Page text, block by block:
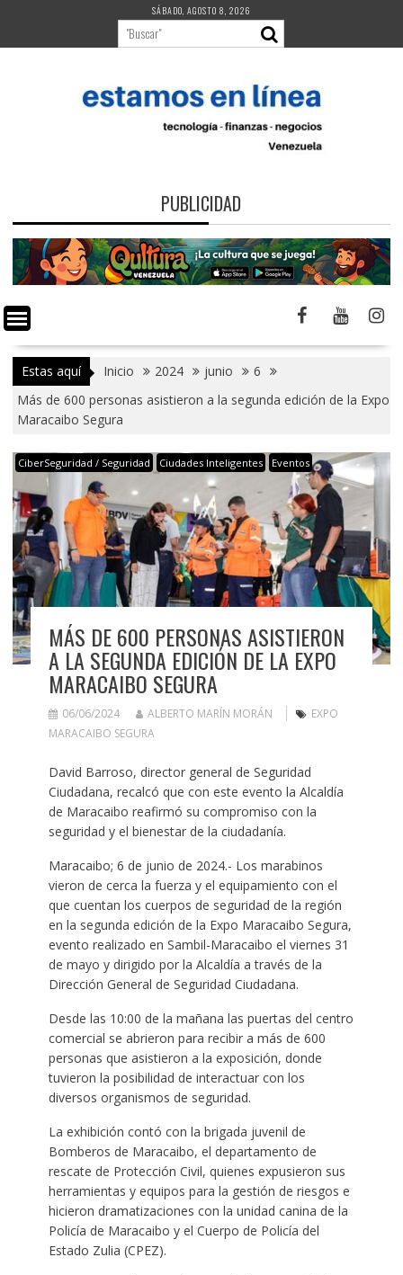
contenido
SÁBADO, AGOSTO 8, 2026
PUBLICIDAD
Estas aquí Inicio 2024 junio
6
Más de 600 personas asistieron a la segunda edición de la Expo
Maracaibo Segura
CiberSeguridad / Seguridad Ciudades Inteligentes Eventos
MÁS DE 600 PERSONAS ASISTIERON
A LA SEGUNDA EDICIÓN DE LA EXPO
MARACAIBO SEGURA
06/06/2024 ALBERTO MARÍN MORÁN
EXPO
MARACAIBO SEGURA
David Barroso, director general de Seguridad
Ciudadana, recalcó que con este evento la Alcaldía
de Maracaibo reafirmó su compromiso con la
seguridad y el bienestar de la ciudadanía.
Maracaibo; 6 de junio de 2024.- Los marabinos
vieron de cerca la fuerza y el equipamiento con el
que cuentan los cuerpos de seguridad de la región
en la segunda edición de la Expo Maracaibo Segura,
evento realizado en Sambil-Maracaibo el viernes 31
de mayo y dirigido por la Alcaldía a través de la
Dirección General de Seguridad Ciudadana.
Desde las 10:00 de la mañana las puertas del centro
comercial se abrieron para recibir a más de 600
personas que asistieron a la exposición, donde
tuvieron la posibilidad de interactuar con los
diversos organismos de seguridad.
La exhibición contó con la brigada juvenil de
Bomberos de Maracaibo, el departamento de
rescate de Protección Civil, quienes expusieron sus
herramientas y equipos para la gestión de riesgos e
hicieron dramatizaciones con la unidad canina de la
Policía de Maracaibo y el Cuerpo de Policía del
Estado Zulia (CPEZ).